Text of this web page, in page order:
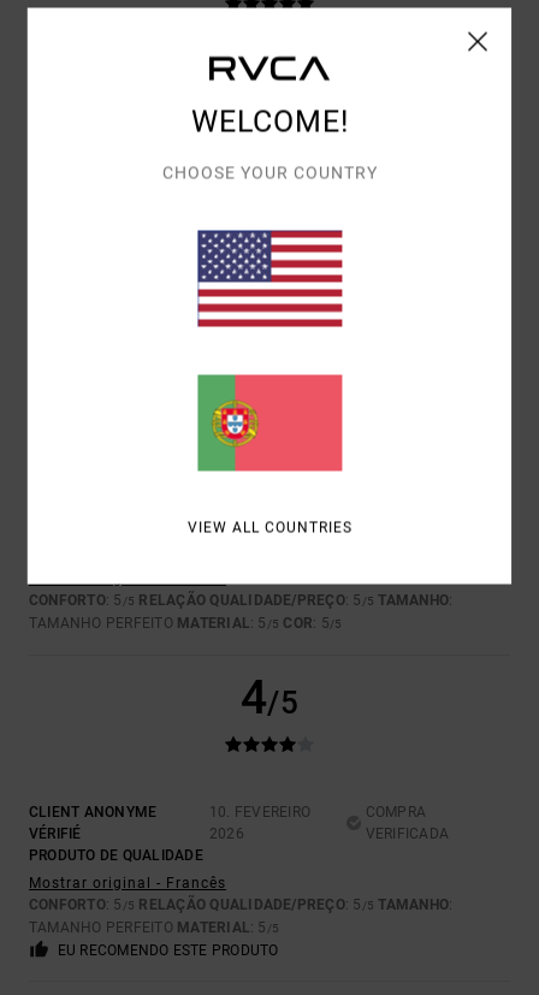
RELAÇÃO QUALIDADE/PREÇO
4.8
TAMANHO
MATERIAL
COR
5.0
5
CLIENT ANONYME VÉRIFIÉ4. MARÇO 2026
CONFORTO: 5 /5 RELAÇÃO QUALIDADE/PREÇO: 5 /5 TAMANHO:
TAMANHO PERFEITO MATERIAL: 5 /5 COR: 5/5
4/5
CLIENT ANONYME
VÉRIFIÉ
10. FEVEREIRO
2026
COMPRA
VERIFICADA
PRODUTO DE QUALIDADE
Mostrar original - Francês
CONFORTO: 5 /5 RELAÇÃO QUALIDADE/PREÇO: 5 /5 TAMANHO:
TAMANHO PERFEITO MATERIAL: 5 /5
EU RECOMENDO ESTE PRODUTO
WELCOME!
CHOOSE YOUR COUNTRY
VIEW ALL COUNTRIES